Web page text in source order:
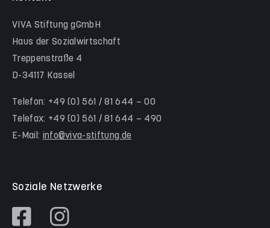
Team Werra-Meißner-Kreis
Waldorfkindergarten Goetheanlage
Familienzentren
Familienzentrum Nordstadt
Familienzentrum Himmelsstürmer
Präventionsangebote an Kitas und Schulen
VIVA Stiftung gGmbH
Haus der Sozialwirtschaft
Treppenstraße 4
D-34117 Kassel
Telefon: +49 (0) 561 / 81 644 – 00
Telefax: +49 (0) 561 / 81 644 – 490
E-Mail: info@viva-stiftung.de
Soziale Netzwerke